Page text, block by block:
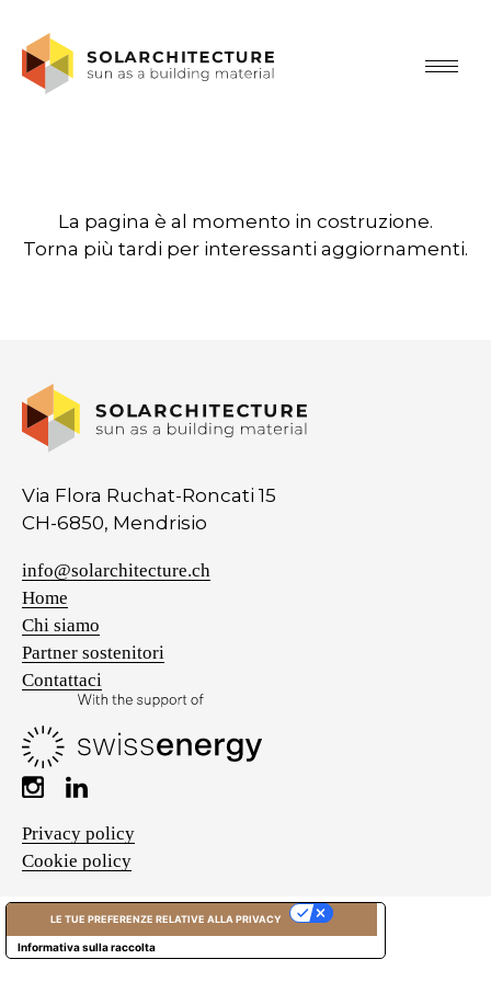
La pagina è al momento in costruzione.
Torna più tardi per interessanti aggiornamenti.
Via Flora Ruchat-Roncati 15
CH-6850, Mendrisio
info@solarchitecture.ch
Home
Chi siamo
Partner sostenitori
Contattaci
Privacy policy
Cookie policy
Informativa sulla raccolta
LE TUE PREFERENZE RELATIVE ALLA PRIVACY